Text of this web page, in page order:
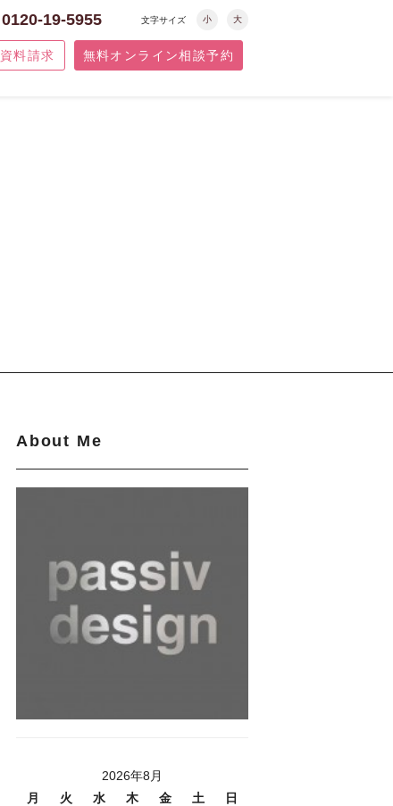
0120-19-5955 文字サイズ 小 大
資料請求 無料オンライン相談予約
About Me
2026年8月
月
火 水 木 金 土 日